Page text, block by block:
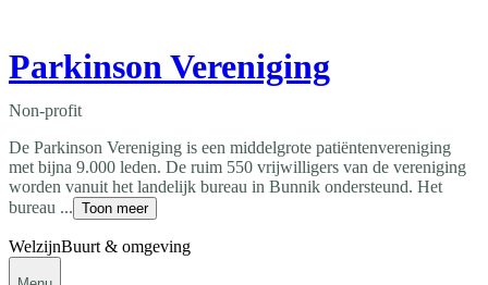
Parkinson Vereniging
Non-profit
De Parkinson Vereniging is een middelgrote patiëntenvereniging
met bijna 9.000 leden. De ruim 550 vrijwilligers van de vereniging
worden vanuit het landelijk bureau in Bunnik ondersteund. Het
bureau ... Toon meer
WelzijnBuurt & omgeving